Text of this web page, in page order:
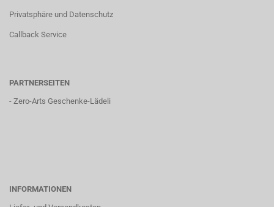
Privatsphäre und Datenschutz
Callback Service
PARTNERSEITEN
- Zero-Arts Geschenke-Lädeli
INFORMATIONEN